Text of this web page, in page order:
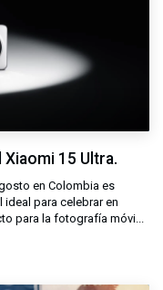
15 Ultra.
en Colombia es
para celebrar en
para la fotografía móvi...